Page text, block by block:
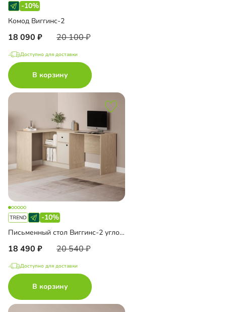
-10%
Комод Виггинс-2
18 090 20 100
Доступно для доставки
В корзину
-10%
Письменный стол Виггинс-2 угловой
18 490 20 540
Доступно для доставки
В корзину